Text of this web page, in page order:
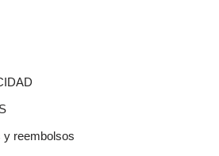
y reembolsos